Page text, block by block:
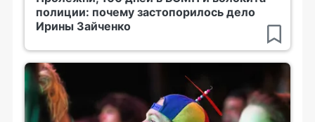
полиции: почему застопорилось дело
Ирины Зайченко